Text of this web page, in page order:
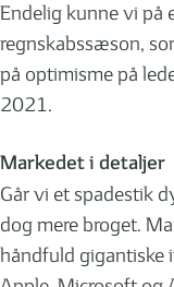
Endelig kunne vi på
regnskabssæson,
på optimisme på
2021.
Markedet i detaljer
Går vi et spadestik
dog mere broget.
håndfuld gigantiske